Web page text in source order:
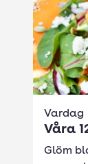
Vardag
Våra
Glöm